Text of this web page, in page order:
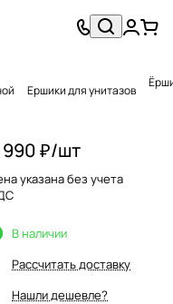
Ершики для унитазов
990 ₽/шт
указана без учета
В наличии
Рассчитать доставку
Нашли дешевле?